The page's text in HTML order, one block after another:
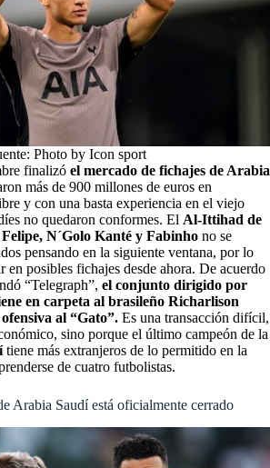
Photo by Icon sport
finalizó el mercado de fichajes de Arabia
más de 900 millones de euros en
y con una basta experiencia en el viejo
no quedaron conformes. El Al-Ittihad de
N´Golo Kanté y Fabinho no se
pensando en la siguiente ventana, por lo
en posibles fichajes desde ahora. De acuerdo
“Telegraph”, el conjunto dirigido por
en carpeta al brasileño Richarlison
al “Gato”. Es una transacción difícil,
sino porque el último campeón de la
tiene más extranjeros de lo permitido en la
de cuatro futbolistas.
Arabia Saudí está oficialmente cerrado